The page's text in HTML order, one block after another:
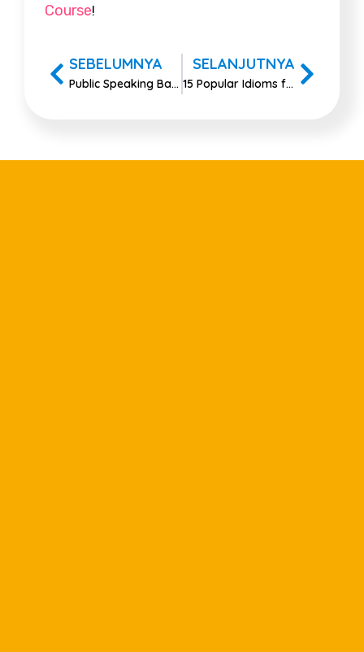
Course!
SEBELUMNYA
Public Speaking Bahasa Inggris
SELANJUTNYA
15 Popular Idioms for Kids: Examples and Meanings